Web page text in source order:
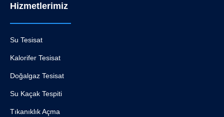
Hizmetlerimiz
Su Tesisat
Kalorifer Tesisat
Doğalgaz Tesisat
Su Kaçak Tespiti
Tıkanıklık Açma